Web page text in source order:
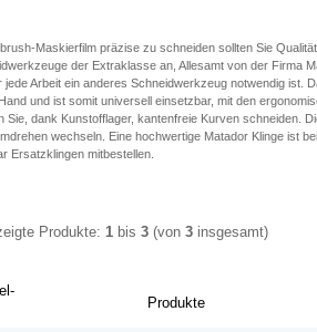
Maskierfilm präzise zu schneiden sollten Sie
der Extraklasse an, Allesamt von der Firma
jede Arbeit ein anderes Schneidwerkzeug notwendig ist.
und ist somit universell einsetzbar, mit den
Sie, dank Kunstofflager, kantenfreie Kurven schneiden.
wechseln. Eine hochwertige Matador Klinge ist
Ersatzklingen mitbestellen.
Produkte: 1 bis 3 (von 3 insgesamt)
Produkte